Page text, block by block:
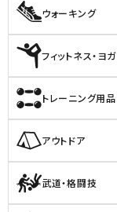
ウォーキング
フィットネス・ヨガ
トレーニング用品
アウトドア
武道・格闘技